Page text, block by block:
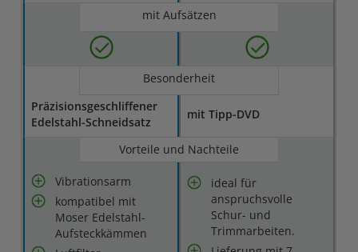
mit Aufsätzen
Besonderheit
Präzisionsgeschliffener
Edelstahl-Schneidsatz
mit Tipp-DVD
Vorteile und Nachteile
Vibrationsarm
kompatibel mit
Moser Edelstahl-
Aufsteckkämmen
ideal für
anspruchsvolle
Schur- und
Trimmarbeiten.